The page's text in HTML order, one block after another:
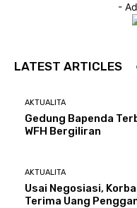
-
LATEST ARTICLES
AKTUALITA
Gedung Bapenda
WFH Bergiliran
AKTUALITA
Usai Negosiasi,
Terima Uang